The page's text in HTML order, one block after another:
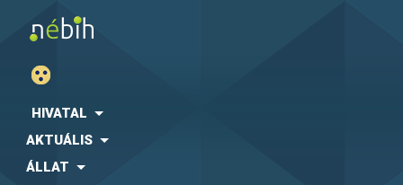
HIVATAL
AKTUÁLIS
ÁLLAT